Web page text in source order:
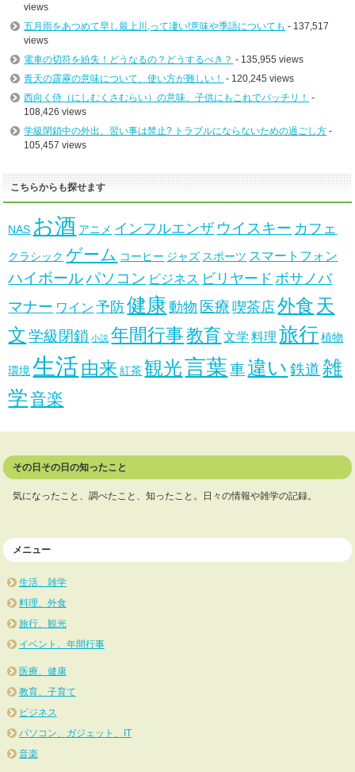
views
五月雨をあつめて早し最上川,って凄い!意味や季語についても - 137,517
views
電車の切符を紛失！どうなるの？どうするべき？ - 135,955 views
青天の霹靂の意味について、使い方が難しい！ - 120,245 views
西向く侍（にしむくさむらい）の意味、子供にもこれでバッチリ！ -
108,426 views
学級閉鎖中の外出、習い事は禁止? トラブルにならないための過ごし方 -
105,457 views
こちらからも探せます
NAS お酒 アニメ インフルエンザ ウイスキー カフェ
クラシック ゲーム コーヒー ジャズ スポーツ スマートフォン
ハイボールパソコン ビジネス ビリヤード ボサノバ
マナー ワイン 予防健康 動物 医療 喫茶店外食 天
文 学級閉鎖 小説 年間行事教育 文学 料理 旅行 植物
環境 生活由来 紅茶 観光言葉 車違い 鉄道 雑
学音楽
その日その日の知ったこと
気になったこと、調べたこと、知ったこと。日々の情報や雑学の記録。
メニュー
生活、雑学
料理、外食
旅行、観光
イベント、年間行事
医療、健康
教育、子育て
ビジネス
パソコン、ガジェット、IT
音楽